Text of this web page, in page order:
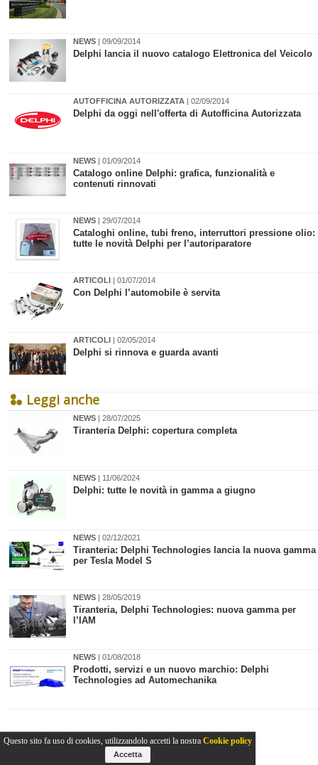
NEWS | 09/09/2014
Delphi lancia il nuovo catalogo Elettronica del Veicolo
AUTOFFICINA AUTORIZZATA | 02/09/2014
Delphi da oggi nell'offerta di Autofficina Autorizzata
NEWS | 01/09/2014
Catalogo online Delphi: grafica, funzionalità e
contenuti rinnovati
NEWS | 29/07/2014
Cataloghi online, tubi freno, interruttori pressione olio:
tutte le novità Delphi per l’autoriparatore
ARTICOLI | 01/07/2014
Con Delphi l’automobile è servita
ARTICOLI | 02/05/2014
Delphi si rinnova e guarda avanti
Leggi anche
NEWS | 28/07/2025
​Tiranteria Delphi: copertura completa
NEWS | 11/06/2024
​Delphi: tutte le novità in gamma a giugno
NEWS | 02/12/2021
​Tiranteria: Delphi Technologies lancia la nuova gamma
per Tesla Model S
NEWS | 28/05/2019
​Tiranteria, Delphi Technologies: nuova gamma per
l’IAM
NEWS | 01/08/2018
Prodotti, servizi e un nuovo marchio: Delphi
Technologies ad Automechanika
2011-2026© Collins Editore - P.Iva 13142370157
Questo sito fa uso di cookies, utilizzandolo accetti la nostra Cookie policy
Accetta